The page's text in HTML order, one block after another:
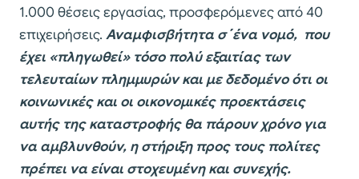
1.000 θέσεις εργασίας, προσφερόμενες από 40
επιχειρήσεις. Αναμφισβήτητα σ΄ένα νομό, που
έχει «πληγωθεί» τόσο πολύ εξαιτίας των
τελευταίων πλημμυρών και με δεδομένο ότι οι
κοινωνικές και οι οικονομικές προεκτάσεις
αυτής της καταστροφής θα πάρουν χρόνο για
να αμβλυνθούν, η στήριξη προς τους πολίτες
πρέπει να είναι στοχευμένη και συνεχής.